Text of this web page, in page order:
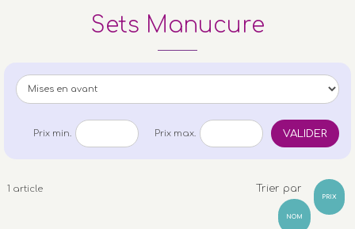
Sets Manucure
Prix min. Prix max. VALIDER
1 article Trier par
PRIX
NOM